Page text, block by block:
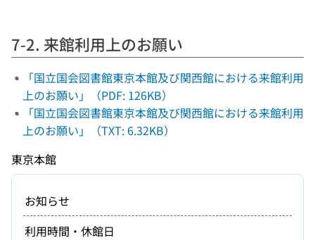
7-2. 来館利用上のお願い
「国立国会図書館東京本館及び関西館における来館利用
上のお願い」（PDF: 126KB）
「国立国会図書館東京本館及び関西館における来館利用
上のお願い」（TXT: 6.32KB）
東京本館
お知らせ
利用時間・休館日